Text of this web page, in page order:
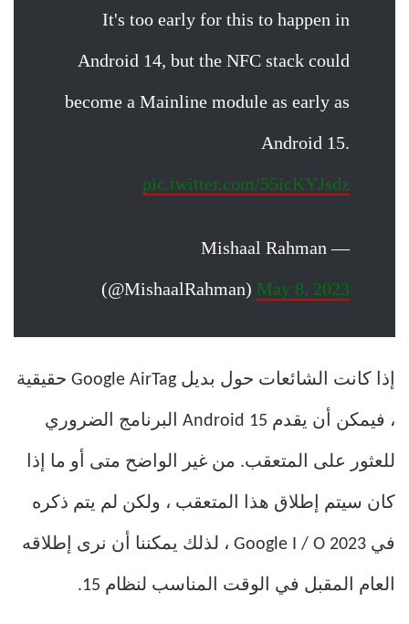
It's too early for this to happen in
Android 14, but the NFC stack could
become a Mainline module as early as
Android 15.
pic.twitter.com/55icKYJsdz
— Mishaal Rahman
(@MishaalRahman) May 8, 2023
إذا كانت الشائعات حول بديل Google AirTag حقيقية
، فيمكن أن يقدم Android 15 البرنامج الضروري
للعثور على المتعقب. من غير الواضح متى أو ما إذا
كان سيتم إطلاق هذا المتعقب ، ولكن لم يتم ذكره
في Google I / O 2023 ، لذلك يمكننا أن نرى إطلاقه
العام المقبل في الوقت المناسب لنظام 15.